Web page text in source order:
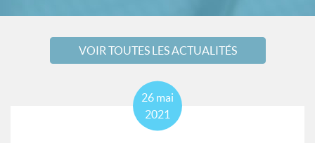
VOIR TOUTES LES ACTUALITÉS
26 mai
2021